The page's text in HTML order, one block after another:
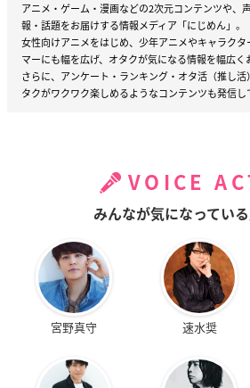
アニメ・ゲーム・漫画などの2次元コンテンツや、
報・話題をお届けする情報メディア「にじめん」。
女性向けアニメをはじめ、少年アニメやキャラク
マーにも幅を広げ、オタクが気になる情報を幅広く
さらに、アンケート・ランキング・オタ活（推し
タクがワクワク楽しめるようなコンテンツも発信し
VOICE
みんなが気になってい
宮野真守 速水奨